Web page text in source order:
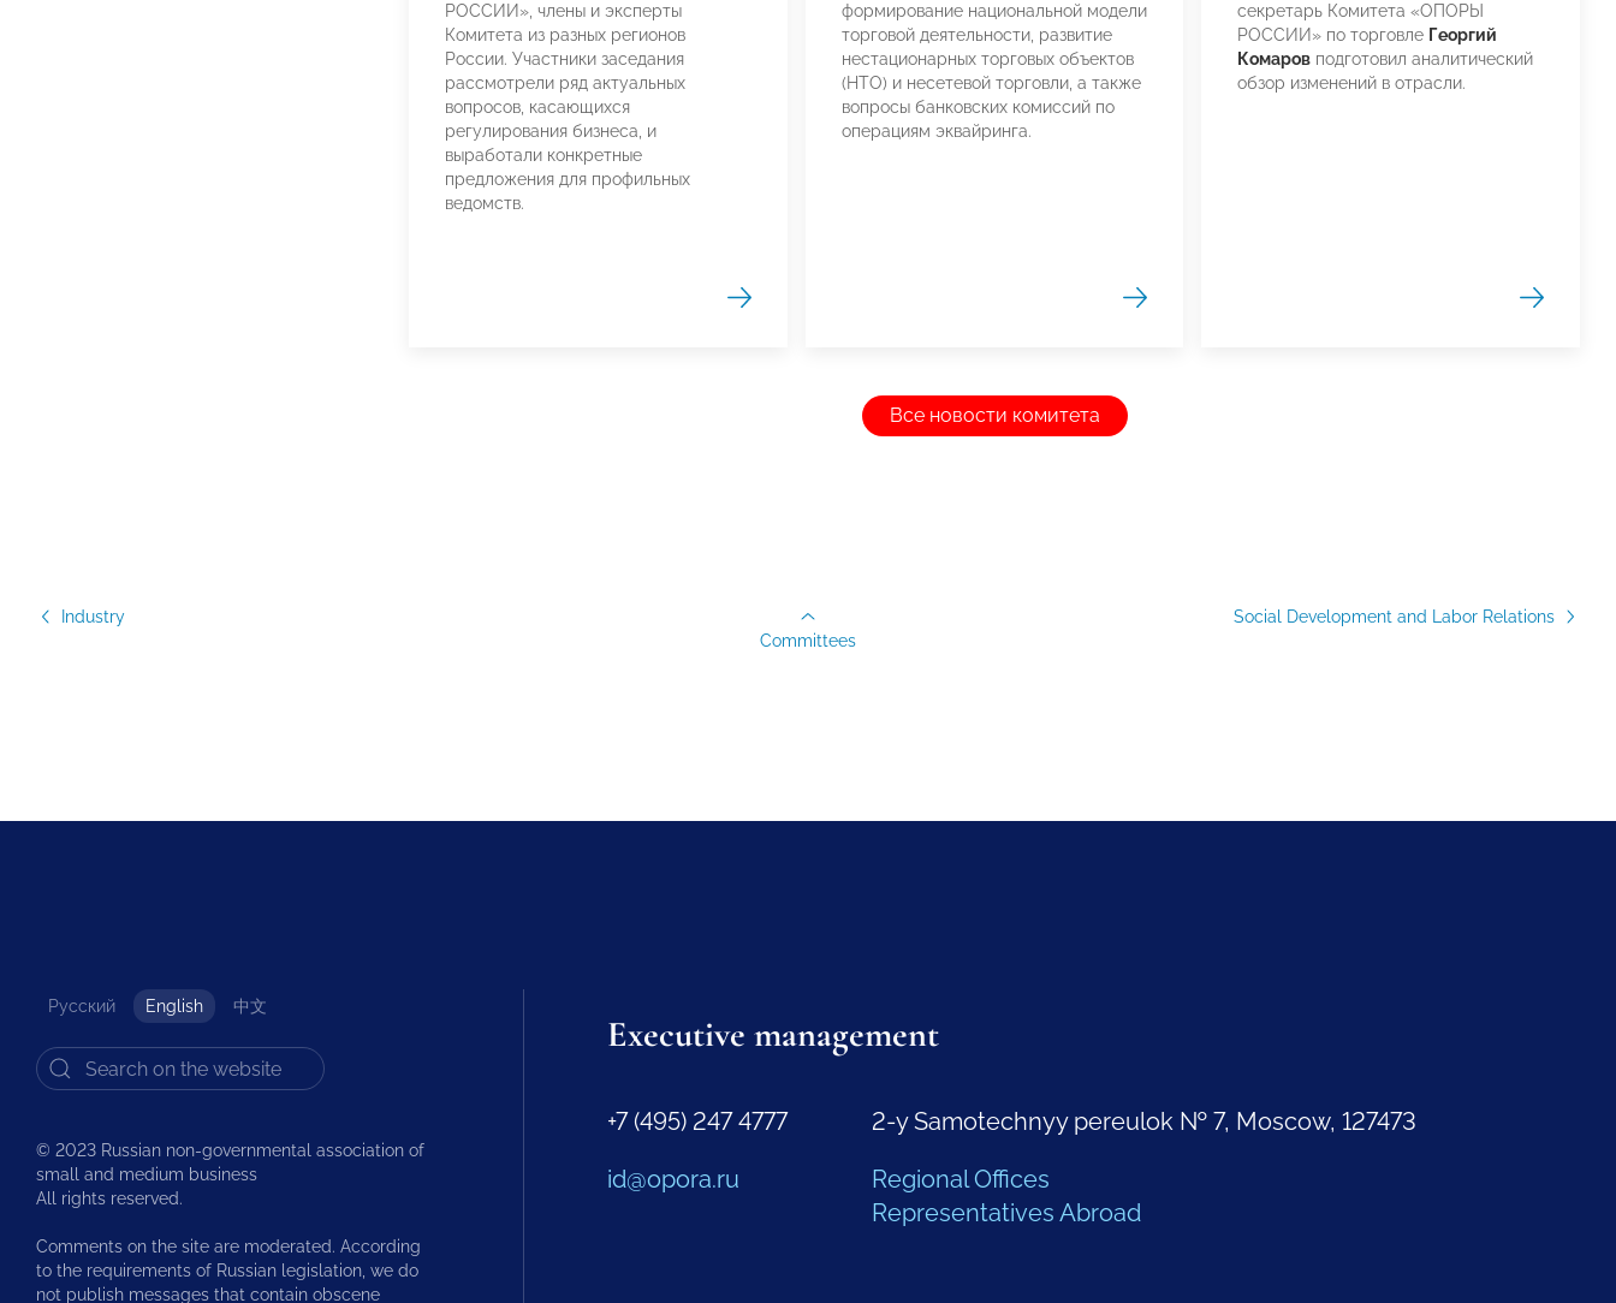
РОССИИ», члены и эксперты
Комитета из разных регионов
России. Участники заседания
рассмотрели ряд актуальных
вопросов, касающихся
регулирования бизнеса, и
выработали конкретные
предложения для профильных
ведомств.
формирование национальной модели
торговой деятельности, развитие
нестационарных торговых объектов
(НТО) и несетевой торговли, а также
вопросы банковских комиссий по
операциям эквайринга.
секретарь Комитета «ОПОРЫ
РОССИИ» по торговле Георгий
Комаров подготовил аналитический
обзор изменений в отрасли.
Все новости комитета
Industry
Social Development and Labor Relations
Committees
Русский English 中文
© 2023 Russian non-governmental association of
small and medium business
All rights reserved.
Comments on the site are moderated. According
to the requirements of Russian legislation, we do
not publish messages that contain obscene
Executive management
+7 (495) 247 4777
id@opora.ru
2-y Samotechnyy pereulok № 7, Moscow, 127473
Regional Offices
Representatives Abroad